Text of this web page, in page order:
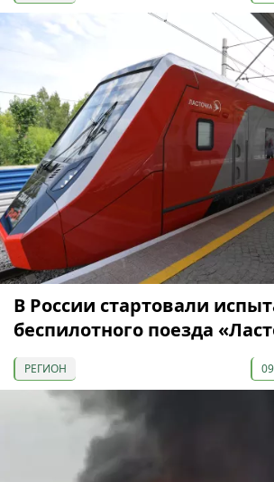
В России стартовали
беспилотного поезда
РЕГИОН